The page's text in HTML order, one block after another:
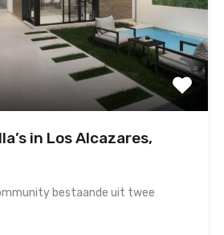
in Los Alcazares,
bestaande uit twee